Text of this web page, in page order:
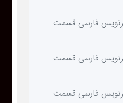
فارسی قسمت
فارسی قسمت
فارسی قسمت